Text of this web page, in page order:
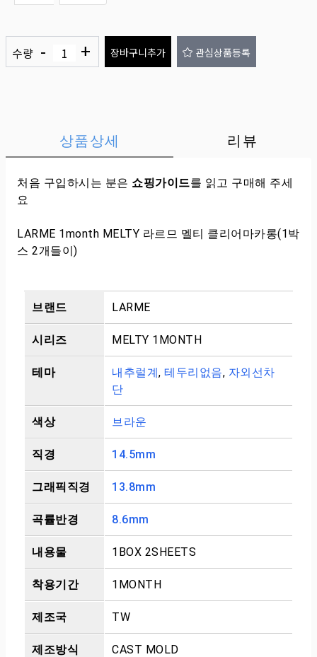
수량 - + 장바구니추가 관심상품등록
상품상세 리뷰
처음 구입하시는 분은 쇼핑가이드를 읽고 구매해 주세
요
LARME 1month MELTY 라르므 멜티 클리어마카롱(1박
스 2개들이)
브랜드 LARME
시리즈 MELTY 1MONTH
테마 내추럴계, 테두리없음, 자외선차
단
색상 브라운
직경 14.5mm
그래픽직경 13.8mm
곡률반경 8.6mm
내용물 1BOX 2SHEETS
착용기간 1MONTH
제조국 TW
제조방식 CAST MOLD